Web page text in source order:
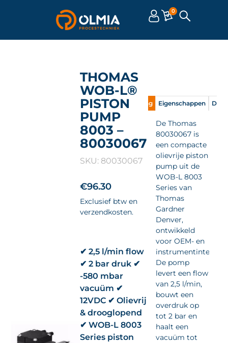
0
THOMAS
WOB-L®
PISTON
PUMP
8003 –
80030067
SKU: 80030067
€96.30
Exclusief btw en
verzendkosten.
✔ 2,5 l/min flow
✔ 2 bar druk ✔
-580 mbar
vacuüm ✔
12VDC ✔ Olievrij
& drooglopend
✔ WOB-L 8003
Series piston
Omschrijving Eigenschappen
De Thomas
80030067 is
een compacte
olievrije piston
pump uit de
WOB-L 8003
Series van
Thomas
Gardner
Denver,
ontwikkeld
voor OEM- en
De pomp
levert een flow
van 2,5 l/min,
bouwt een
overdruk op
tot 2 bar en
haalt een
vacuüm tot